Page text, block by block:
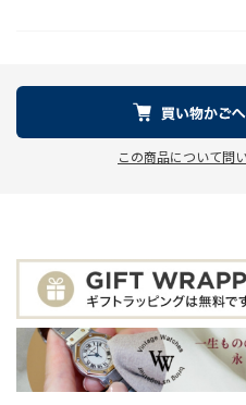
この商品について問